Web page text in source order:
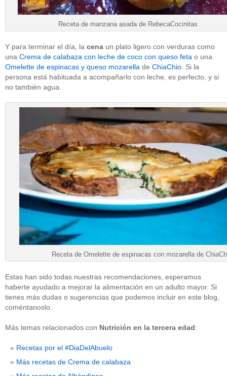
Receta de manzana asada de RebecaCocinitas
Y para terminar el día, la cena un plato ligero con verduras como
una Crema de calabaza con leche de coco con queso feta o una
Omelette de espinacas y queso mozarella de ChiaChio . Si la
persona está habituada a acompañarlo con leche, es perfecto, y si
no también agua.
Receta de Omelette de espinacas con mozarella de
Estas han sido todas nuestras recomendaciones, esperamos
haberte ayudado a mejorar la alimentación en un adulto mayor. Si
tienes más dudas o sugerencias que podemos incluir en este blog,
coméntanoslo.
Más temas relacionados con Nutrición en la tercera edad:
Recetas por el #DiaDelAbuelo
Más recetas de Crema de calabaza